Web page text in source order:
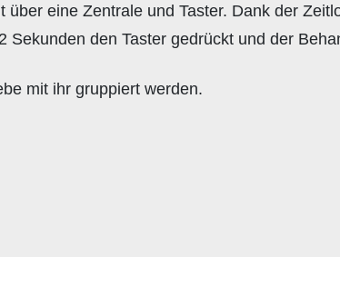
über eine Zentrale und Taster. Dank der
Sekunden den Taster gedrückt und der
mit ihr gruppiert werden.